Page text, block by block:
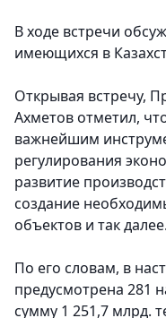
В ходе встречи
имеющихся в
Открывая встречу,
Ахметов отметил,
важнейшим
регулирования
развитие
создание
объектов и так далее.
По его словам, в
предусмотрена 281
сумму 1 251,7 млрд.